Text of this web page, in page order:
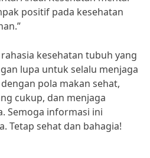
positif pada kesehatan
kesehatan tubuh yang
lupa untuk selalu menjaga
pola makan sehat,
cukup, dan menjaga
Semoga informasi ini
Tetap sehat dan bahagia!